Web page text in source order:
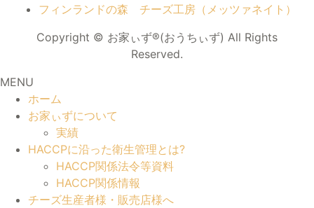
フィンランドの森 チーズ工房（メッツァネイト）
Copyright © お家ぃず®(おうちぃず) All Rights
Reserved.
MENU
ホーム
お家ぃずについて
実績
HACCPに沿った衛生管理とは?
HACCP関係法令等資料
HACCP関係情報
チーズ生産者様・販売店様へ